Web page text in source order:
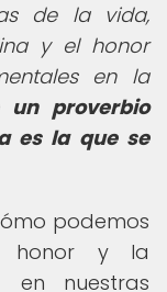
de la vida,
y el honor
en la
un proverbio
es la que se
podemos
honor y la
en nuestras